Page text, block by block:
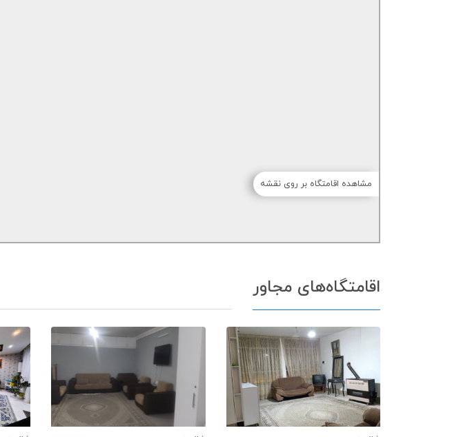
مشاهده اقامتگاه بر روی نقشه
اقامتگاه‌های مجاور